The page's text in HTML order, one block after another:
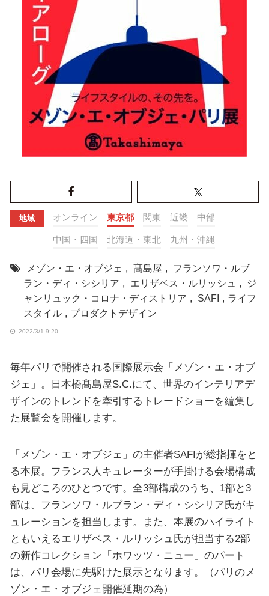
地域 オンライン 東京都 関東 近畿 中部
中国・四国 北海道・東北 九州・沖縄
メゾン・エ・オブジェ , 髙島屋 ,
フランソワ・ルブ
ラン・ディ・シシリア , エリザベス・ルリッシュ ,
ジ
ャンリュック・コロナ・ディストリア , SAFI , ライフ
スタイル , プロダクトデザイン
2022/3/1 9:20
毎年パリで開催される国際展示会「メゾン・エ・オブ
ジェ」。日本橋髙島屋S.C.にて、世界のインテリアデ
ザインのトレンドを牽引するトレードショーを編集し
た展覧会を開催します。
「メゾン・エ・オブジェ」の主催者SAFIが総指揮をと
る本展。フランス人キュレーターが手掛ける会場構成
も見どころのひとつです。全3部構成のうち、1部と3
部は、フランソワ・ルブラン・ディ・シシリア氏がキ
ュレーションを担当します。また、本展のハイライト
ともいえるエリザベス・ルリッシュ氏が担当する2部
の新作コレクション「ホワッツ・ニュー」のパート
は、パリ会場に先駆けた展示となります。（パリのメ
ゾン・エ・オブジェ開催延期の為）